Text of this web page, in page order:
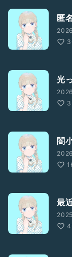
匿
光
闇
最